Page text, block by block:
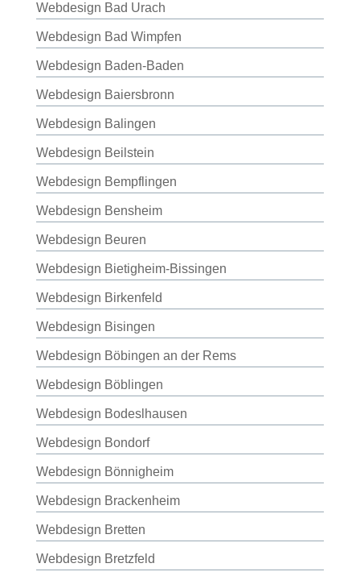
Webdesign Bad Urach
Webdesign Bad Wimpfen
Webdesign Baden-Baden
Webdesign Baiersbronn
Webdesign Balingen
Webdesign Beilstein
Webdesign Bempflingen
Webdesign Bensheim
Webdesign Beuren
Webdesign Bietigheim-Bissingen
Webdesign Birkenfeld
Webdesign Bisingen
Webdesign Böbingen an der Rems
Webdesign Böblingen
Webdesign Bodeslhausen
Webdesign Bondorf
Webdesign Bönnigheim
Webdesign Brackenheim
Webdesign Bretten
Webdesign Bretzfeld